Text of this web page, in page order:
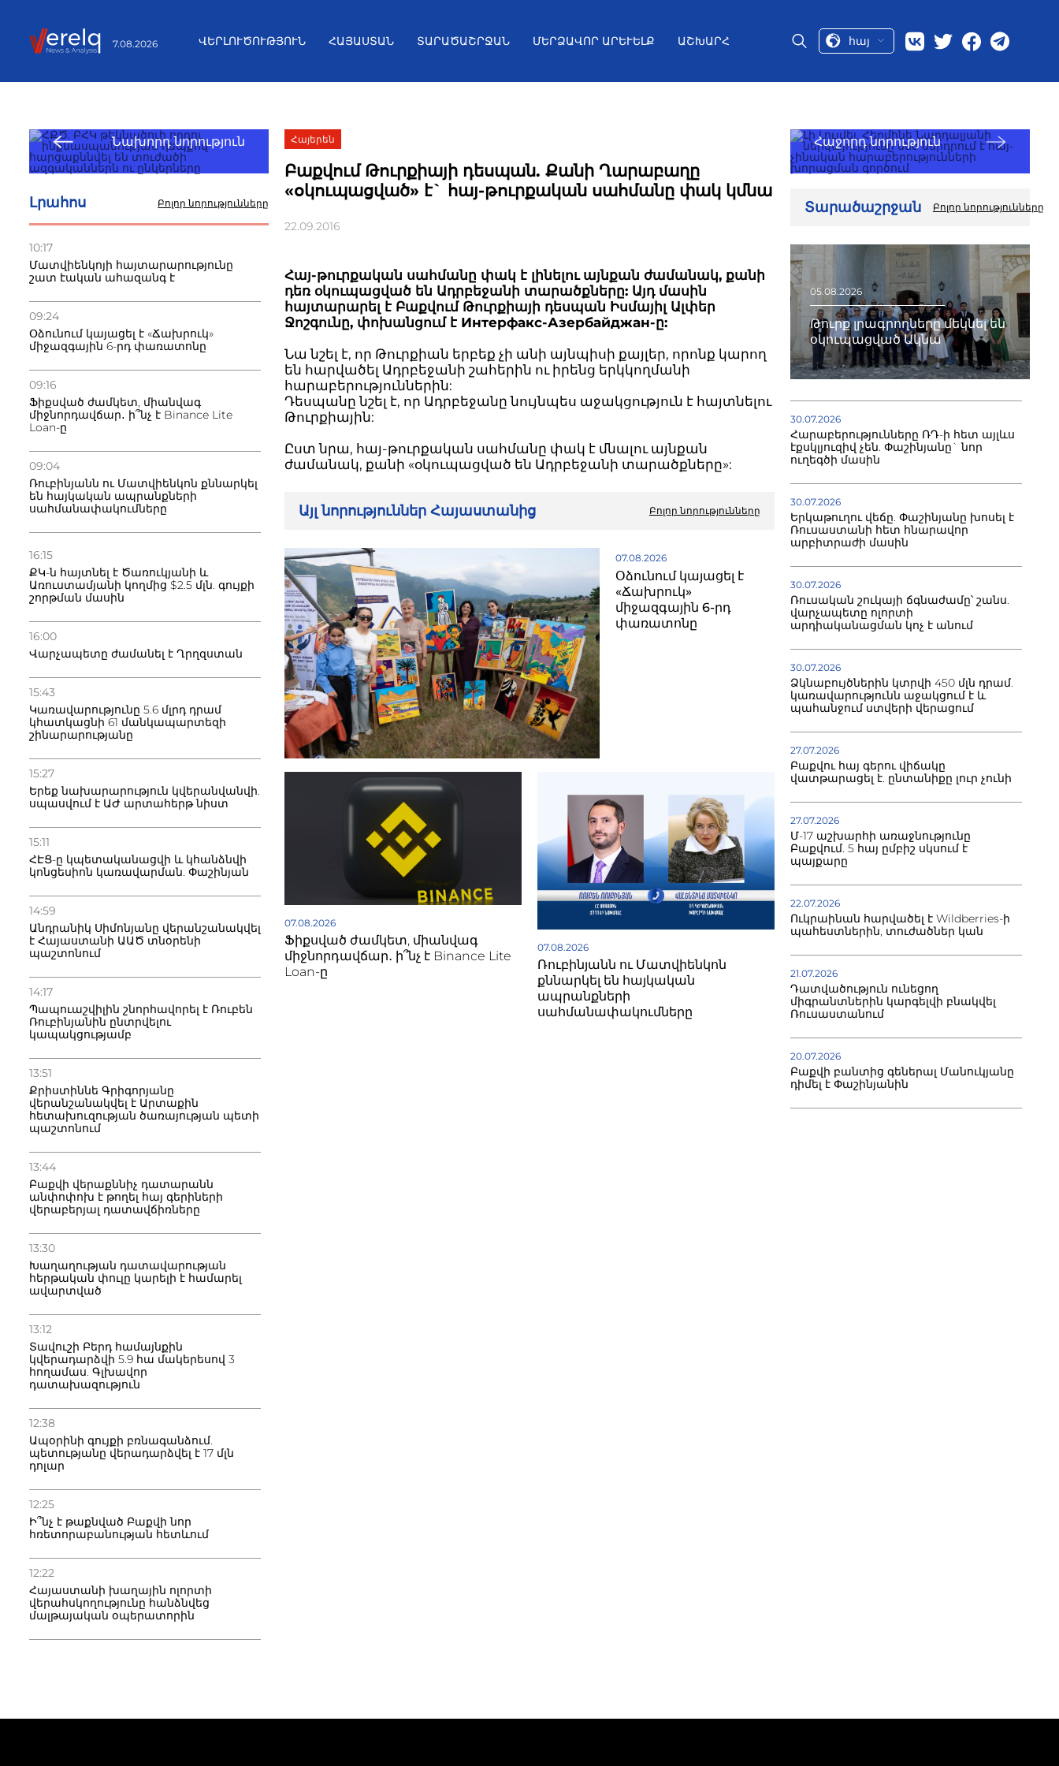
7.08.2026 ՎԵՐԼՈՒԾՈՒԹՅՈՒՆ ՀԱՅԱՍՏԱՆ ՏԱՐԱԾԱՇՐՋԱՆ ՄԵՐՁԱՎՈՐ ԱՐԵՒԵԼՔ ԱՇԽԱՐՀ հայ
Նախորդ նորություն
Լրահոս Բոլոր նորությունները
10:17
Մատվիենկոյի հայտարարությունը
շատ էական ահազանգ է
09:24
Օձունում կայացել է «Ճախրուկ»
միջազգային 6-րդ փառատոնը
09:16
Ֆիքսված ժամկետ, միանվագ
միջնորդավճար․ ի՞նչ է Binance Lite
Loan-ը
09:04
Ռուբինյանն ու Մատվիենկոն քննարկել
են հայկական ապրանքների
սահմանափակումները
16:15
ՔԿ-ն հայտնել է Ծառուկյանի և
Առուստամյանի կողմից $2.5 մլն. գույքի
շորթման մասին
16:00
Վարչապետը ժամանել է Ղրղզստան
15:43
Կառավարությունը 5.6 մլրդ դրամ
կհատկացնի 61 մանկապարտեզի
շինարարությանը
15:27
Երեք նախարարություն կվերանվանվի.
սպասվում է ԱԺ արտահերթ նիստ
15:11
ՀԷՑ-ը կպետականացվի և կհանձնվի
կոնցեսիոն կառավարման. Փաշինյան
14:59
Անդրանիկ Սիմոնյանը վերանշանակվել
է Հայաստանի ԱԱԾ տնօրենի
պաշտոնում
14:17
Պապուաշվիլին շնորհավորել է Ռուբեն
Ռուբինյանին ընտրվելու
կապակցությամբ
13:51
Քրիստիննե Գրիգորյանը
վերանշանակվել է Արտաքին
հետախուզության ծառայության պետի
պաշտոնում
13:44
Բաքվի վերաքննիչ դատարանն
անփոփոխ է թողել հայ գերիների
վերաբերյալ դատավճիռները
13:30
Խաղաղության դատավարության
հերթական փուլը կարելի է համարել
ավարտված
13:12
Տավուշի Բերդ համայնքին
կվերադարձվի 5.9 հա մակերեսով 3
հողամաս. Գլխավոր
դատախազություն
12:38
Ապօրինի գույքի բռնագանձում.
պետությանը վերադարձվել է 17 մլն
դոլար
12:25
Ի՞նչ է թաքնված Բաքվի նոր
հռետորաբանության հետևում
12:22
Հայաստանի խաղային ոլորտի
վերահսկողությունը հանձնվեց
մալթայական օպերատորին
Հայերեն
Բաքվում Թուրքիայի դեսպան. Քանի Ղարաբաղը
«օկուպացված» է` հայ-թուրքական սահմանը փակ կմնա
22.09.2016
Հայ-թուրքական սահմանը փակ է լինելու այնքան ժամանակ, քանի
դեռ օկուպացված են Ադրբեջանի տարածքները: Այդ մասին
հայտարարել է Բաքվում Թուրքիայի դեսպան Իսմայիլ Ալփեր
Ջոշգունը, փոխանցում է Интерфакс-Азербайджан-ը:
Նա նշել է, որ Թուրքիան երբեք չի անի այնպիսի քայլեր, որոնք կարող
են հարվածել Ադրբեջանի շահերին ու իրենց երկկողմանի
հարաբերություններին:
Դեսպանը նշել է, որ Ադրբեջանը նույնպես աջակցություն է հայտնելու
Թուրքիային:
Ըստ նրա, հայ-թուրքական սահմանը փակ է մնալու այնքան
ժամանակ, քանի «օկուպացված են Ադրբեջանի տարածքները»:
Այլ նորություններ Հայաստանից Բոլոր նորությունները
07.08.2026
Օձունում կայացել է
«Ճախրուկ»
միջազգային 6-րդ
փառատոնը
07.08.2026
Ֆիքսված ժամկետ, միանվագ
միջնորդավճար․ ի՞նչ է Binance Lite
Loan-ը
07.08.2026
Ռուբինյանն ու Մատվիենկոն
քննարկել են հայկական
ապրանքների
սահմանափակումները
Հաջորդ նորություն
Տարածաշրջան Բոլոր նորությունները
05.08.2026
Թուրք լրագրողները մեկնել են
օկուպացված Ակնա
30.07.2026
Հարաբերությունները ՌԴ-ի հետ այլևս
էքսկլյուզիվ չեն. Փաշինյանը` նոր
ուղեգծի մասին
30.07.2026
Երկաթուղու վեճը. Փաշինյանը խոսել է
Ռուսաստանի հետ հնարավոր
արբիտրաժի մասին
30.07.2026
Ռուսական շուկայի ճգնաժամը՝ շանս.
վարչապետը ոլորտի
արդիականացման կոչ է անում
30.07.2026
Ձկնաբույծներին կտրվի 450 մլն դրամ.
կառավարությունն աջակցում է և
պահանջում ստվերի վերացում
27.07.2026
Բաքվու հայ գերու վիճակը
վատթարացել է. ընտանիքը լուր չունի
27.07.2026
Մ-17 աշխարհի առաջնությունը
Բաքվում. 5 հայ ըմբիշ սկսում է
պայքարը
22.07.2026
Ուկրաինան հարվածել է Wildberries-ի
պահեստներին, տուժածներ կան
21.07.2026
Դատվածություն ունեցող
միգրանտներին կարգելվի բնակվել
Ռուսաստանում
20.07.2026
Բաքվի բանտից գեներալ Մանուկյանը
դիմել է Փաշինյանին